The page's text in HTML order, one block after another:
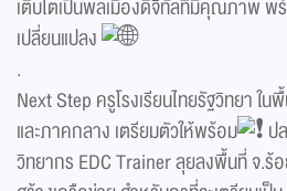
เติบโตเป็นพลเมืองดิจิทัลที่มีคุณภาพ พ
เปลี่ยนแปลง
.
Next Step ครูโรงเรียนไทยรัฐวิทยา ใ
และภาคกลาง เตรียมตัวให้พร้อม
ป
วิทยากร EDC Trainer ลุยลงพื้นที่ จ.ร้อ